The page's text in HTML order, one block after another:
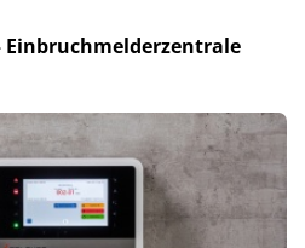
Einbruchmelderzentrale